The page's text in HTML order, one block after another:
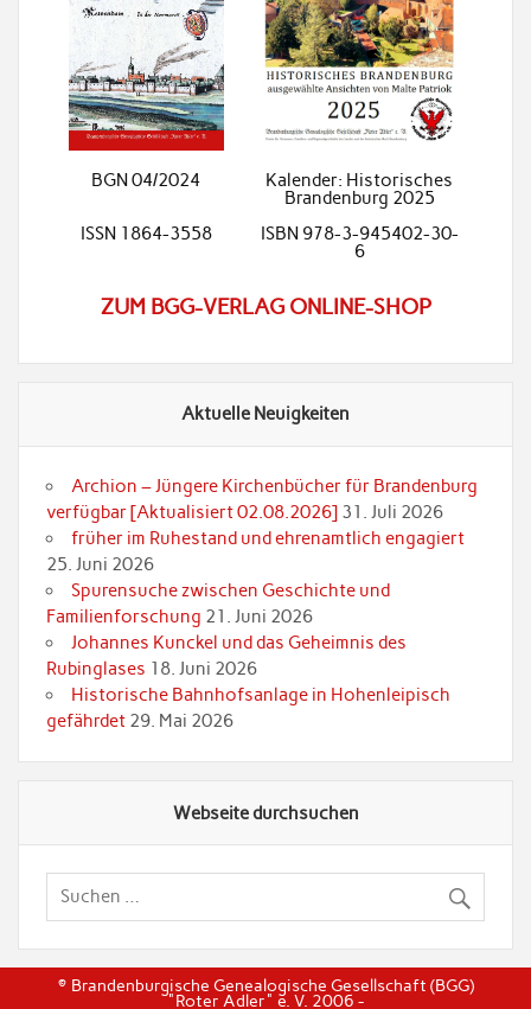
BGN 04/2024
Kalender: Historisches
Brandenburg 2025
ISSN 1864-3558
ISBN 978-3-945402-30-
6
ZUM BGG-VERLAG ONLINE-SHOP
Aktuelle Neuigkeiten
Archion – Jüngere Kirchenbücher für Brandenburg
verfügbar [Aktualisiert 02.08.2026] 31. Juli 2026
früher im Ruhestand und ehrenamtlich engagiert
25. Juni 2026
Spurensuche zwischen Geschichte und
Familienforschung 21. Juni 2026
Johannes Kunckel und das Geheimnis des
Rubinglases 18. Juni 2026
Historische Bahnhofsanlage in Hohenleipisch
gefährdet 29. Mai 2026
Webseite durchsuchen
© Brandenburgische Genealogische Gesellschaft (BGG)
"Roter Adler" e. V. 2006 -